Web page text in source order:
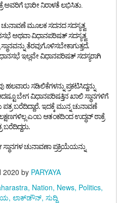
ಅವರಿಗೆ ಭಾರೀ ನಿರಾಳತೆ ಲಭಿಸಿತು.
ಚುನಾವಣೆ ಮೂಲಕ ಸದನದ ಸದಸ್ಯತ್ವ
ಅಥವಾ ವಿಧಾನಪರಿಷತ್ ಸದಸ್ಯತ್ವ
ಸ್ಥಾನವನ್ನು ತೆರವುಗೊಳಿಸಬೇಕಾಗುತ್ತದೆ.
ಇಲ್ಲವೇ ವಿಧಾನಪರಿಷತ್ ಸದಸ್ಯರಾಗಿ
ಹಲವಾರು ಸಡಿಲಿಕೆಗಳನ್ನು ಪ್ರಕಟಿಸಿದ್ದನ್ನು
ಬೇಗ ವಿಧಾನಪರಿಷತ್ತಿನ ಖಾಲಿ ಸ್ಥಾನಗಳಿಗೆ
ಪತ್ರ ಬರೆದಿದ್ದಾರೆ. ಇದಕ್ಕೆ ಮುನ್ನ ಚುನಾವಣೆ
ಎಂಬ ಆತಂಕದಿಂದ ಉದ್ಧವ್ ಠಾಕ್ರೆ
ಬರೆದಿದ್ದರು.
ಸ್ಥಾನಗಳ ಚುನಾವಣಾ ಪ್ರಕ್ರಿಯೆಯನ್ನು
2020 by PARYAYA
Nation News Politics
ಲಾಕ್‌ಡೌನ್ ಸುದ್ದಿ